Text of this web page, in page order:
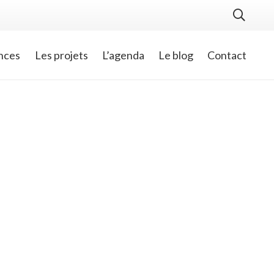
Les projets L’agenda Le blog Contact